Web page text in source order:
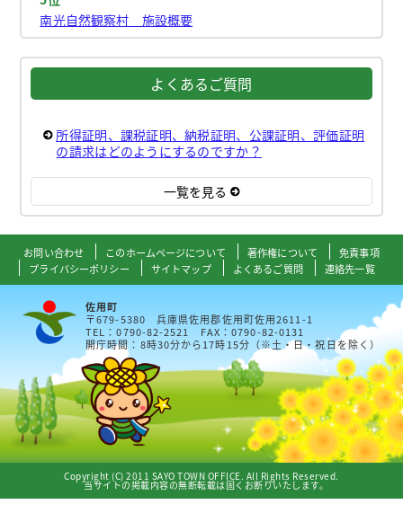
南光自然観察村 施設概要
よくあるご質問
所得証明、課税証明、納税証明、公課証明、評価証明
の請求はどのようにするのですか？
一覧を見る
お問い合わせ このホームページについて 著作権について
免責事項
プライバシーポリシー
サイトマップ よくあるご質問 連絡先一覧
佐用町
〒679-5380 兵庫県佐用郡佐用町佐用2611-1
TEL：0790-82-2521 FAX：0790-82-0131
開庁時間：8時30分から17時15分（※土・日・祝日を除く）
Copyright (C) 2011 SAYO TOWN OFFICE. All Rights Reserved.
当サイトの掲載内容の無断転載は固くお断りいたします。